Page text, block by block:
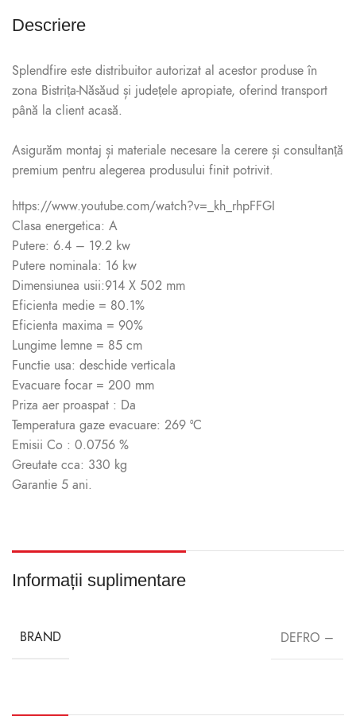
Descriere
Splendfire este distribuitor autorizat al acestor produse în
zona Bistrița-Năsăud și județele apropiate, oferind transport
până la client acasă.
Asigurăm montaj și materiale necesare la cerere și consultanță
premium pentru alegerea produsului finit potrivit.
https://www.youtube.com/watch?v=_kh_rhpFFGI
Clasa energetica: A
Putere: 6.4 – 19.2 kw
Putere nominala: 16 kw
Dimensiunea usii:914 X 502 mm
Eficienta medie = 80.1%
Eficienta maxima = 90%
Lungime lemne = 85 cm
Functie usa: deschide verticala
Evacuare focar = 200 mm
Priza aer proaspat : Da
Temperatura gaze evacuare: 269 °C
Emisii Co : 0.0756 %
Greutate cca: 330 kg
Garantie 5 ani.
Informații suplimentare
BRAND DEFRO –